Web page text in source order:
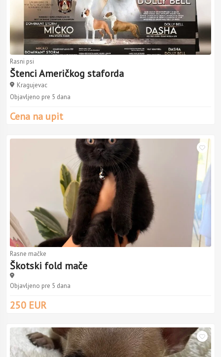
Rasni psi
Štenci Američkog staforda
Kragujevac
Objavljeno pre 5 dana
Cena na upit
Rasne mačke
Škotski fold mače
Objavljeno pre 5 dana
250 EUR